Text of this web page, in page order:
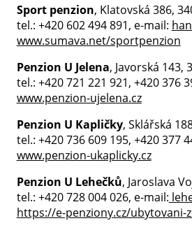
Sport penzion, Klatovská 386,
tel.: +420 602 494 891, e-mail:
www.sumava.net/sportpenzion
Penzion U Jelena, Javorská 143,
tel.: +420 721 221 921, +420 376
www.penzion-ujelena.cz
Penzion U Kapličky, Sklářská
tel.: +420 736 609 195, +420 377
www.penzion-ukaplicky.cz
Penzion U Lehečků, Jaroslava
tel.: +420 728 004 026, e-mail:
https://e-penziony.cz/ubytovani-